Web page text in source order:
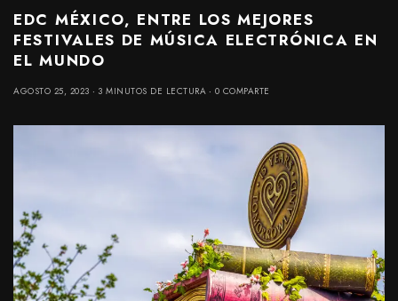
EDC MÉXICO, ENTRE LOS MEJORES
FESTIVALES DE MÚSICA ELECTRÓNICA EN
EL MUNDO
AGOSTO 25, 2023 3 MINUTOS DE LECTURA 0 COMPARTE